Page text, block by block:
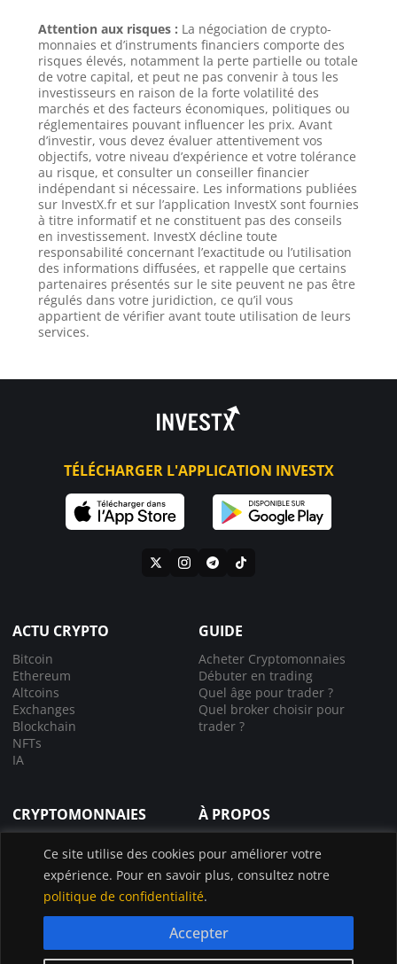
Ce site utilise des cookies pour améliorer votre
expérience. Pour en savoir plus, consultez notre
politique de confidentialité.
Accepter
Attention aux risques : La négociation de crypto-
monnaies et d’instruments financiers comporte des
risques élevés, notamment la perte partielle ou totale
de votre capital, et peut ne pas convenir à tous les
investisseurs en raison de la forte volatilité des
marchés et des facteurs économiques, politiques ou
réglementaires pouvant influencer les prix. Avant
d’investir, vous devez évaluer attentivement vos
objectifs, votre niveau d’expérience et votre tolérance
au risque, et consulter un conseiller financier
indépendant si nécessaire. Les informations publiées
sur InvestX.fr et sur l’application InvestX sont fournies
à titre informatif et ne constituent pas des conseils
en investissement. InvestX décline toute
responsabilité concernant l’exactitude ou l’utilisation
des informations diffusées, et rappelle que certains
partenaires présentés sur le site peuvent ne pas être
régulés dans votre juridiction, ce qu’il vous
appartient de vérifier avant toute utilisation de leurs
services.
TÉLÉCHARGER L'APPLICATION INVESTX
ACTU CRYPTO
Bitcoin
Ethereum
Altcoins
Exchanges
Blockchain
NFTs
IA
GUIDE
Acheter Cryptomonnaies
Débuter en trading
Quel âge pour trader ?
Quel broker choisir pour
trader ?
CRYPTOMONNAIES
Lexique crypto
Choisir le bon exchange
Canal liquidations crypto
À PROPOS
Nous contacter
Application InvestX
© InvestX 2025